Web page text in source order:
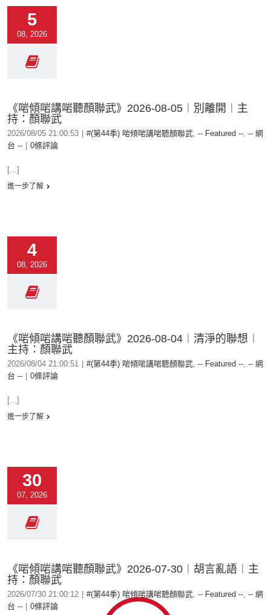
5
08, 2026
《啱傾啱講啱聽顏聯武》2026-08-05︱別離開︱主
持：顏聯武
2026/08/05 21:00:53 #(第44季) 啱傾啱講啱聽顏聯武, -- Featured --, -- 網
台 --
0條評論
[...]
進一步了解
4
08, 2026
《啱傾啱講啱聽顏聯武》2026-08-04︱清淨的聯想︱
主持：顏聯武
2026/08/04 21:00:51 #(第44季) 啱傾啱講啱聽顏聯武, -- Featured --, -- 網
台 --
0條評論
[...]
進一步了解
30
07, 2026
《啱傾啱講啱聽顏聯武》2026-07-30︱胡言亂語︱主
持：顏聯武
2026/07/30 21:00:12 #(第44季) 啱傾啱講啱聽顏聯武, -- Featured --, -- 網
台 --
0條評論